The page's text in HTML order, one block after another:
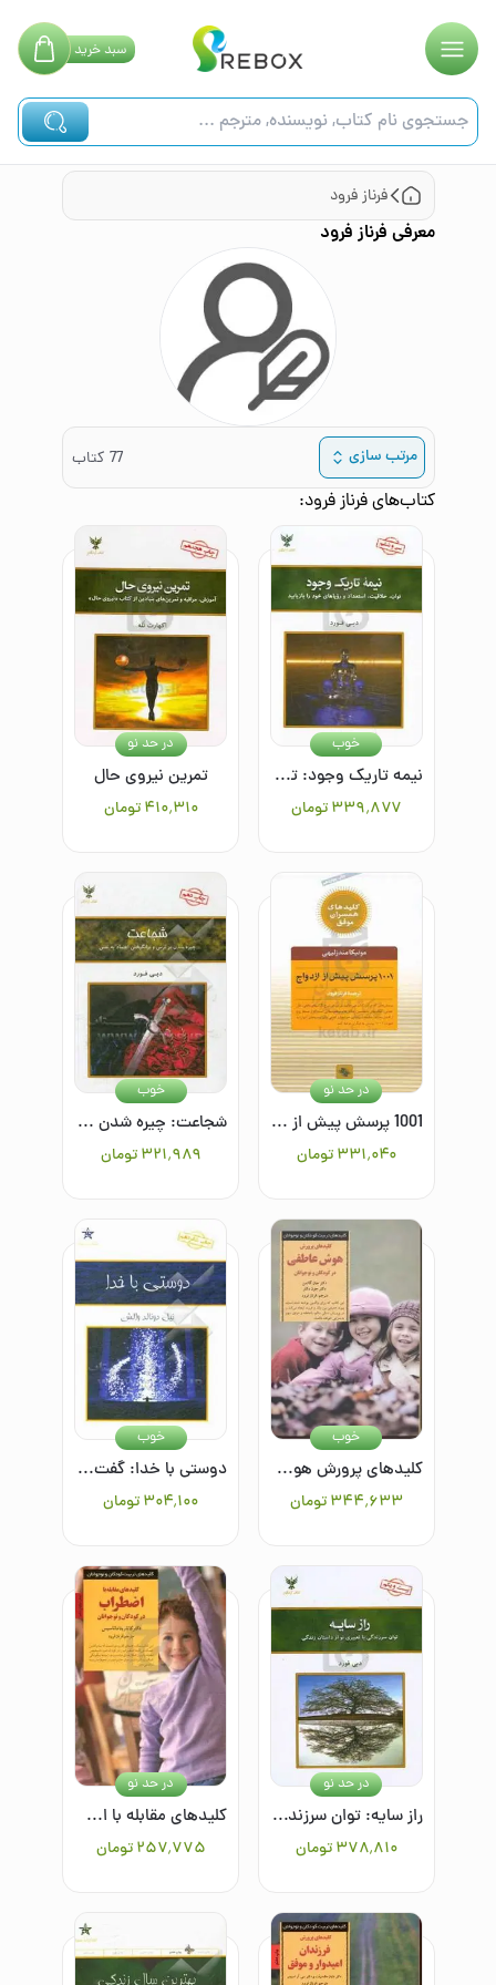
سبدخرید
فرناز فرود
معرفی فرناز فرود
مرتب سازی 77 کتاب
کتاب‌هایفرناز فرود:
نیمه تاریک وجود: توان، خلاقیت، استعداد و رویاهای خود را بازیابید
۳۳۹٬۸۷۷ تومان
خوب
تمرین نیروی حال
۴۱۰٬۳۱۰ تومان
در حد نو
1001 پرسش پیش از ازدواج
۳۳۱٬۰۴۰ تومان
در حد نو
شجاعت: چیره شدن بر ترس و برانگیختن اعتماد به نفس
۳۲۱٬۹۸۹ تومان
خوب
کلیدهای پرورش هوش عاطفی در کودکان و نوجوانان
۳۴۴٬۶۳۳ تومان
خوب
دوستی با خدا: گفت و گویی نامتعارف
۳۰۴٬۱۰۰تومان
خوب
راز سایه: توان سرزندگی با تعبیری نو از داستان زندگی
۳۷۸٬۸۱۰ تومان
در حد نو
کلیدهای مقابله با اضطراب در کودکان و نوجوانان
۲۵۷٬۷۷۵تومان
در حد نو